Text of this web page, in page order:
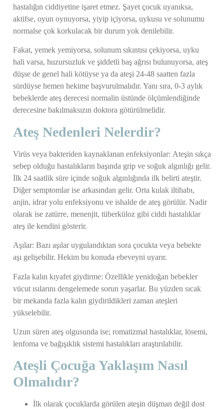
hastalığın ciddiyetine işaret etmez. Şayet çocuk uyanıksa,
aktifse, oyun oynuyorsa, yiyip içiyorsa, uykusu ve solunumu
normalse çok korkulacak bir durum yok denilebilir.
Fakat, yemek yemiyorsa, solunum sıkıntısı çekiyorsa, uyku
hali varsa, huzursuzluk ve şiddetli baş ağrısı bulunuyorsa, ateş
düşse de genel hali kötüyse ya da ateşi 24-48 saatten fazla
sürdüyse hemen hekime başvurulmalıdır. Yanı sıra, 0-3 aylık
bebeklerde ateş derecesi normalin üstünde ölçümlendiğinde
derecesine bakılmaksızın doktora götürülmelidir.
Ateş Nedenleri Nelerdir?
Virüs veya bakteriden kaynaklanan enfeksiyonlar: Ateşin sıkça
sebep olduğu hastalıkların başında grip ve soğuk algınlığı gelir.
İlk 24 saatlik süre içinde soğuk algınlığında ilk belirti ateştir.
Diğer semptomlar ise arkasından gelir. Orta kulak iltihabı,
anjin, idrar yolu enfeksiyonu ve ishalde de ateş görülür. Nadir
olarak ise zatürre, menenjit, tüberküloz gibi ciddi hastalıklar
ateş ile kendini gösterir.
Aşılar: Bazı aşılar uygulandıktan sora çocukta veya bebekte
aşı gelişebilir. Hekim bu konuda ebeveyni uyarır.
Fazla kalın kıyafet giydirme: Özellikle yenidoğan bebekler
vücut ısılarını dengelemede sorun yaşarlar. Bu yüzden sıcak
bir mekanda fazla kalın giydirildikleri zaman ateşleri
yükselebilir.
Uzun süren ateş olgusunda ise; romatizmal hastalıklar, lösemi,
lenfoma ve bağışıklık sistemi hastalıkları araştırılabilir.
Ateşli Çocuğa Yaklaşım Nasıl
Olmalıdır?
İlk olarak çocuklarda görülen ateşin düşman değil dost